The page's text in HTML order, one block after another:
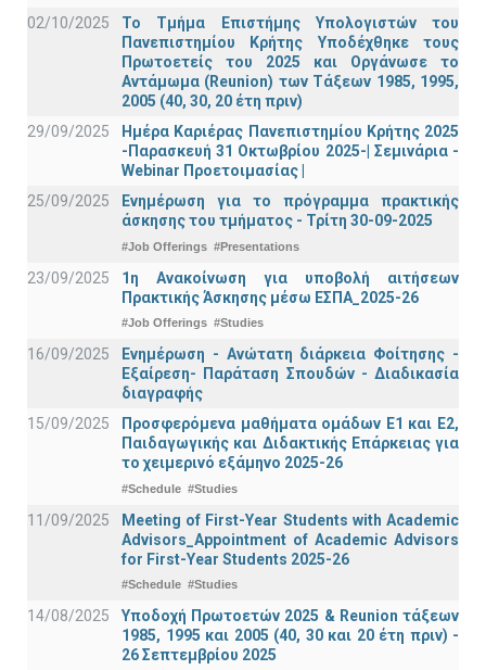
02/10/2025
Το Τμήμα Επιστήμης Υπολογιστών του
Πανεπιστημίου Κρήτης Υποδέχθηκε τους
Πρωτοετείς του 2025 και Οργάνωσε το
Αντάμωμα (Reunion) των Τάξεων 1985, 1995,
2005 (40, 30, 20 έτη πριν)
29/09/2025
Ημέρα Καριέρας Πανεπιστημίου Κρήτης 2025
-Παρασκευή 31 Οκτωβρίου 2025-| Σεμινάρια -
Webinar Προετοιμασίας |
25/09/2025
Ενημέρωση για το πρόγραμμα πρακτικής
άσκησης του τμήματος - Τρίτη 30-09-2025
#Job Offerings #Presentations
23/09/2025
1η Ανακοίνωση για υποβολή αιτήσεων
Πρακτικής Άσκησης μέσω ΕΣΠΑ_2025-26
#Job Offerings #Studies
16/09/2025
Ενημέρωση - Ανώτατη διάρκεια Φοίτησης -
Εξαίρεση- Παράταση Σπουδών - Διαδικασία
διαγραφής
15/09/2025
Προσφερόμενα μαθήματα ομάδων Ε1 και Ε2,
Παιδαγωγικής και Διδακτικής Επάρκειας για
το χειμερινό εξάμηνο 2025-26
#Schedule #Studies
11/09/2025
Meeting of First-Year Students with Academic
Advisors_Appointment of Academic Advisors
for First-Year Students 2025-26
#Schedule #Studies
14/08/2025
Υποδοχή Πρωτοετών 2025 & Reunion τάξεων
1985, 1995 και 2005 (40, 30 και 20 έτη πριν) -
26 Σεπτεμβρίου 2025